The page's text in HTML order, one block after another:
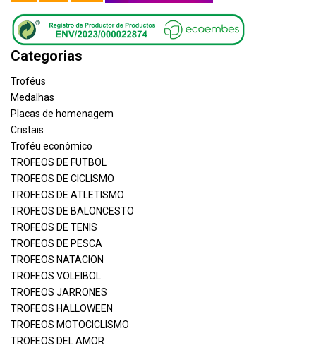
Categorias
Troféus
Medalhas
Placas de homenagem
Cristais
Troféu econômico
TROFEOS DE FUTBOL
TROFEOS DE CICLISMO
TROFEOS DE ATLETISMO
TROFEOS DE BALONCESTO
TROFEOS DE TENIS
TROFEOS DE PESCA
TROFEOS NATACION
TROFEOS VOLEIBOL
TROFEOS JARRONES
TROFEOS HALLOWEEN
TROFEOS MOTOCICLISMO
TROFEOS DEL AMOR